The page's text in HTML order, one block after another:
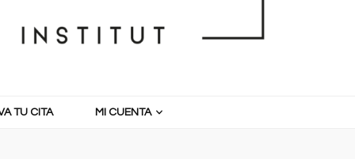
TU CITA MI CUENTA